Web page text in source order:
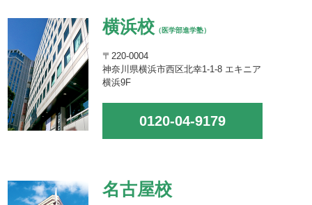
横浜校 （医学部進学塾）
〒220-0004
神奈川県横浜市西区北幸1-1-8 エキニア
横浜9F
0120-04-9179
名古屋校